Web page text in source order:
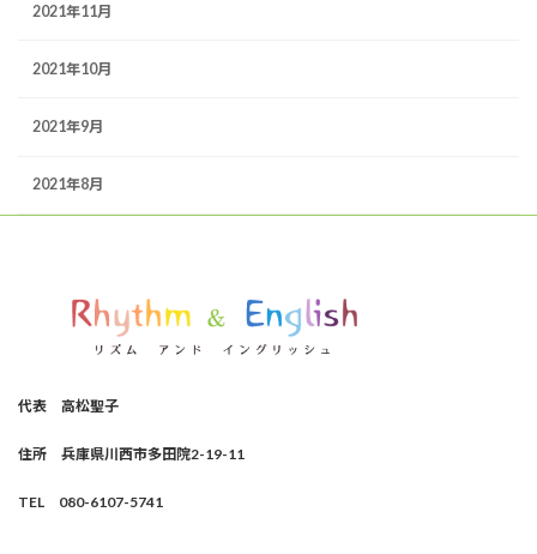
2021年11月
2021年10月
2021年9月
2021年8月
代表 高松聖子
住所 兵庫県川西市多田院2-19-11
TEL 080-6107-5741